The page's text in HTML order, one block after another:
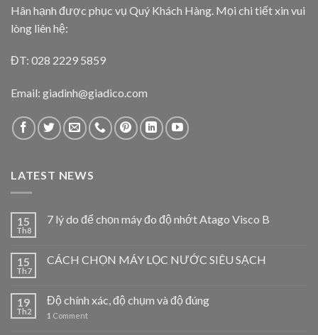
Hân hạnh được phục vụ Quý Khách Hàng. Mọi chi tiết xin vui
lòng liên hệ:
ĐT: 028 2229 5859
Email: giadinh@giadico.com
LATEST NEWS
15
Th8
7 lý do để chọn máy đo độ nhớt Atago Visco B
15
Th7
CÁCH CHỌN MÁY LỌC NƯỚC SIÊU SẠCH
19
Th2
Độ chính xác, độ chụm và độ đúng
1 Comment